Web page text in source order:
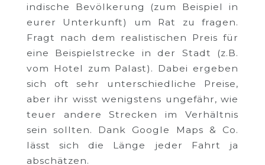
indische Bevölkerung (zum Beispiel in
eurer Unterkunft) um Rat zu fragen.
Fragt nach dem realistischen Preis für
eine Beispielstrecke in der Stadt (z.B.
vom Hotel zum Palast). Dabei ergeben
sich oft sehr unterschiedliche Preise,
aber ihr wisst wenigstens ungefähr, wie
teuer andere Strecken im Verhältnis
sein sollten. Dank Google Maps & Co.
lässt sich die Länge jeder Fahrt ja
abschätzen.